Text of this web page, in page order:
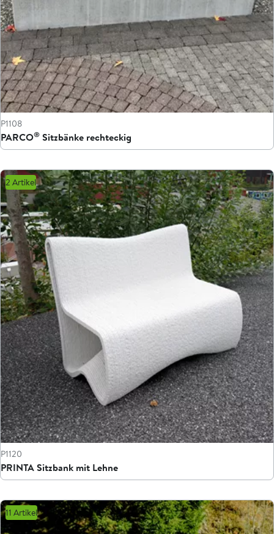
P1108
PARCO® Sitzbänke rechteckig
2 Artikel
P1120
PRINTA Sitzbank mit Lehne
11 Artikel